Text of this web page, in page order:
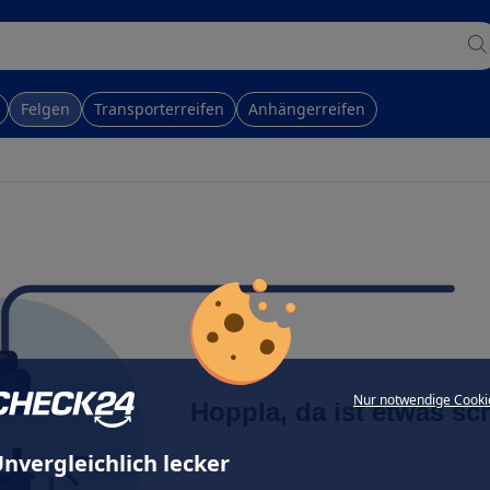
Nur notwendige
lecker
Felgen Transporterreifen Anhängerreifen
Hoppla, da ist etwas